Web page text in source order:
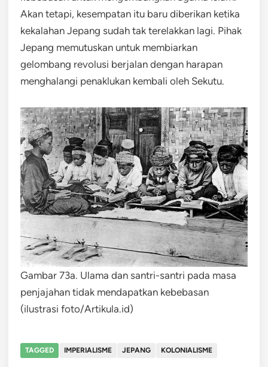
Akan tetapi, kesempatan itu baru diberikan ketika
kekalahan Jepang sudah tak terelakkan lagi. Pihak
Jepang memutuskan untuk membiarkan
gelombang revolusi berjalan dengan harapan
menghalangi penaklukan kembali oleh Sekutu.
Gambar 73a. Ulama dan santri-santri pada masa
penjajahan tidak mendapatkan kebebasan
(ilustrasi foto/Artikula.id)
TAGGED IMPERIALISME JEPANG KOLONIALISME